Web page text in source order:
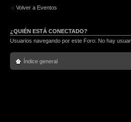
Volver a Eventos
¿QUIÉN ESTÁ CONECTADO?
Usuarios navegando por este Foro: No hay
Índice general